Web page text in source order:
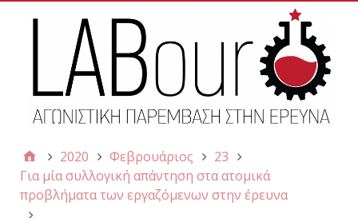
2020 Φεβρουάριος
23
Για μία συλλογική απάντηση στα ατομικά
προβλήματα των εργαζόμενων στην έρευνα